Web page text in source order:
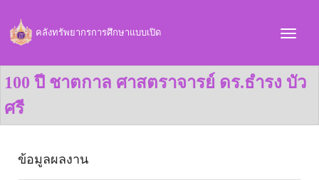
คลังทรัพยากรการศึกษาแบบเปิด
100 ปี ชาตกาล ศาสตราจารย์ ดร.ธำรง บัว
ศรี
ข้อมูลผลงาน